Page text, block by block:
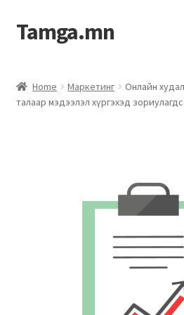
Tamga.mn
ХАБЭА-н багц
Дотоод журмын багц
Компанийн удирдлагын бичиг
Home Маркетинг
Онлайн
талаар мэдээлэл хүргэхэд